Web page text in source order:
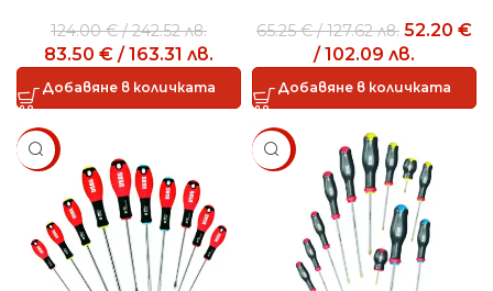
124.00€ /242.52лв.
83.50 € /163.31 лв.
Добавяне в количката
65.25€ /127.62лв. 52.20 €
/102.09 лв.
Добавяне в количката
SALE SALE